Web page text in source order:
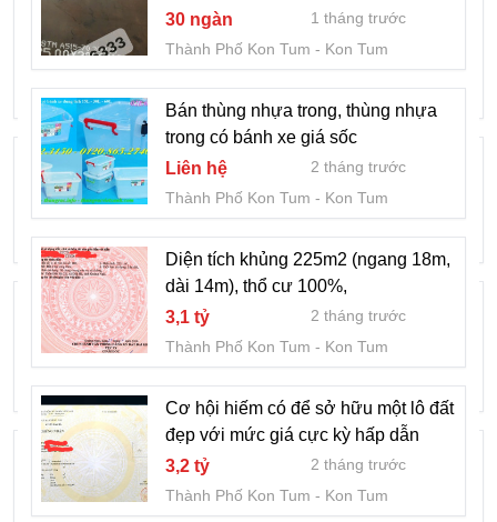
Miếng đất này rộng tới 2400m2, mặt tiền
khủng 70m, hướng Bắc mát mẻ.
6,8 tỷ
2 tháng trước
Thành Phố Kon Tum
Kon Tum
Đất thổ cư vị trí vàng ,Giá cực mềm
3,95 tỷ
2 tháng trước
Thành Phố Kon Tum
Kon Tum
Bán đất diện tích lớn Đăk Mar - Mặt tiền
12.5m - Tiện kinh doanh.
2,6 tỷ
Thành Phố Kon Tum
Kon Tum
Cơ hội hiếm có: 472m² full thổ cư ngay
trung tâm Đắk Mar!
2,6 tỷ
30 ngàn
1 tháng trước
Thành Phố Kon Tum
Kon Tum
Bán thùng nhựa trong, thùng nhựa
trong có bánh xe giá sốc
Liên hệ
2 tháng trước
Thành Phố Kon Tum
Kon Tum
Diện tích khủng 225m2 (ngang 18m,
dài 14m), thổ cư 100%,
3,1 tỷ
2 tháng trước
Thành Phố Kon Tum
Kon Tum
Cơ hội hiếm có để sở hữu một lô đất
đẹp với mức giá cực kỳ hấp dẫn
3,2 tỷ
2 tháng trước
Thành Phố Kon Tum
Kon Tum